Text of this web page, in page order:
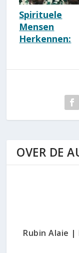
Spirituele
Mensen
Herkennen:
OVER DE
Rubin Alaie |